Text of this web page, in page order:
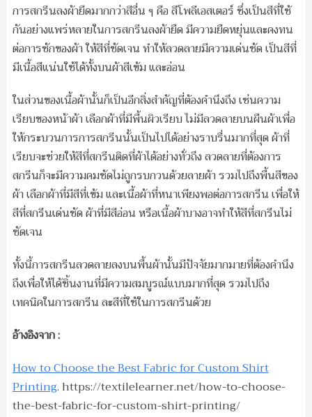
การสกรีนลงผ้ายืดมากกว่าสีอื่น ๆ คือ สีโพลีเอสเตอร์ ซึ่งเป็นสีที่ใช้
กันอย่างแพร่หลายในการสกรีนลงผ้ายืด มีความยืดหยุ่นและคงทน
ต่อการซักของผ้า ให้สีที่ชัดเจน ทำให้ลวดลายมีความเด่นชัด เป็นสีที่
มีเนื้อสีแน่นใช้ได้ทั้งบนผ้าสีเข้ม และอ่อน
ในส่วนของเนื้อผ้านั้นก็เป็นอีกสิ่งสำคัญที่ต้องคำนึงถึง เช่นความ
เรียบของหน้าผ้า เลือกผ้าที่มีพื้นผิวเรียบ ไม่มีลวดลายบนผืนผ้าเพื่อ
ให้กระบวนการการสกรีนนั้นเป็นไปได้อย่างราบรื่นมากที่สุด ผ้าที่
เรียบจะช่วยให้สีที่สกรีนติดที่ผ้าได้อย่างทั่วถึง ลวดลายที่ต้องการ
สกรีนก็จะมีความคมชัดไม่ถูกรบกวนด้วยลายผ้า รวมไปถึงพื้นสีของ
ผ้า เลือกผ้าที่มีสีที่เข้ม และเนื้อผ้าที่หนาเพียงพอต่อการสกรีน เพื่อให้
สีที่สกรีนเด่นชัด ผ้าที่มีสีอ่อน หรือเนื้อผ้าบางอาจทำให้สีที่สกรีนไม่
ชัดเจน
ทั้งนี้การสกรีนลวดลายลงบนพื้นผ้านั้นมีปัจจัยมากมายที่ต้องคำนึง
ถึงเพื่อให้ได้ชิ้นงานที่มีความสมบูรณ์แบบมากที่สุด รวมไปถึง
เทคนิคในการสกรีน ละสีที่ใช้ในการสกรีนด้วย
อ้างอิงจาก :
How to Choose the Best Fabric for Custom Shirt
Printing. https://textilelearner.net/how-to-choose-
the-best-fabric-for-custom-shirt-printing/